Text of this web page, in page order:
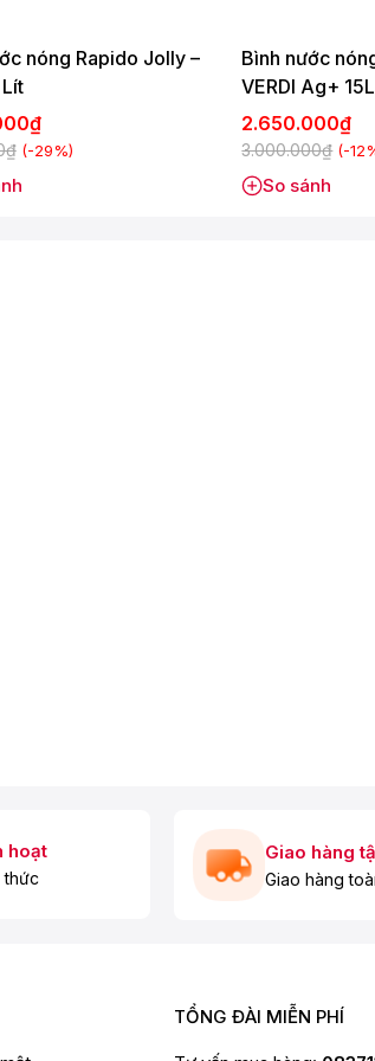
nóng Rapido Jolly –
(-29%)
Bình nước
VERDI Ag+ 15L
2.650.000₫
3.000.000₫ (-
So sánh
hoạt
thức
Giao hàng
Giao hàng
TỔNG ĐÀI MIỄN PHÍ